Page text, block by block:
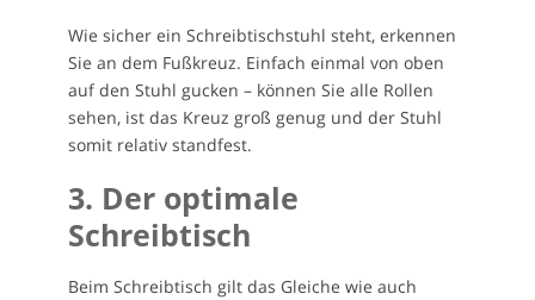
Wie sicher ein Schreibtischstuhl steht, erkennen
Sie an dem Fußkreuz. Einfach einmal von oben
auf den Stuhl gucken – können Sie alle Rollen
sehen, ist das Kreuz groß genug und der Stuhl
somit relativ standfest.
3. Der optimale
Schreibtisch
Beim Schreibtisch gilt das Gleiche wie auch